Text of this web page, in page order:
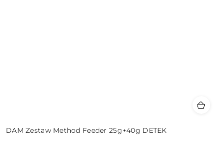
DAM Zestaw Method Feeder 25g+40g DETEK